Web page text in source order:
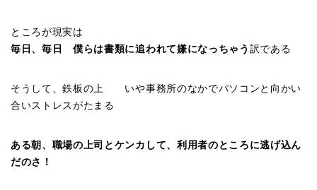
ところが現実は
毎日、毎日 僕らは書類に追われて嫌になっちゃう 訳である
そうして、鉄板の上 いや事務所のなかでパソコンと向かい
合いストレスがたまる
ある朝、職場の上司とケンカして、利用者のところに逃げ込ん
だのさ！